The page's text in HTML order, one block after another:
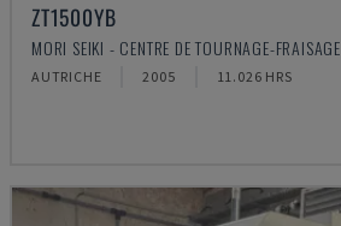
ZT1500YB
MORI SEIKI - CENTRE DE TOURNAGE-FRAISAGE
AUTRICHE 2005 11.026 HRS